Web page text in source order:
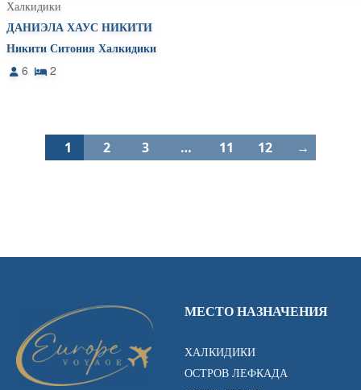
Халкидики
ДАНИЭЛА ХАУС НИКИТИ
Никити Ситония Халкидики
6 2
1 2 3 … 11 12 →
МЕСТО НАЗНАЧЕНИЯ
ХАЛКИДИКИ
ОСТРОВ ЛЕФКАДА